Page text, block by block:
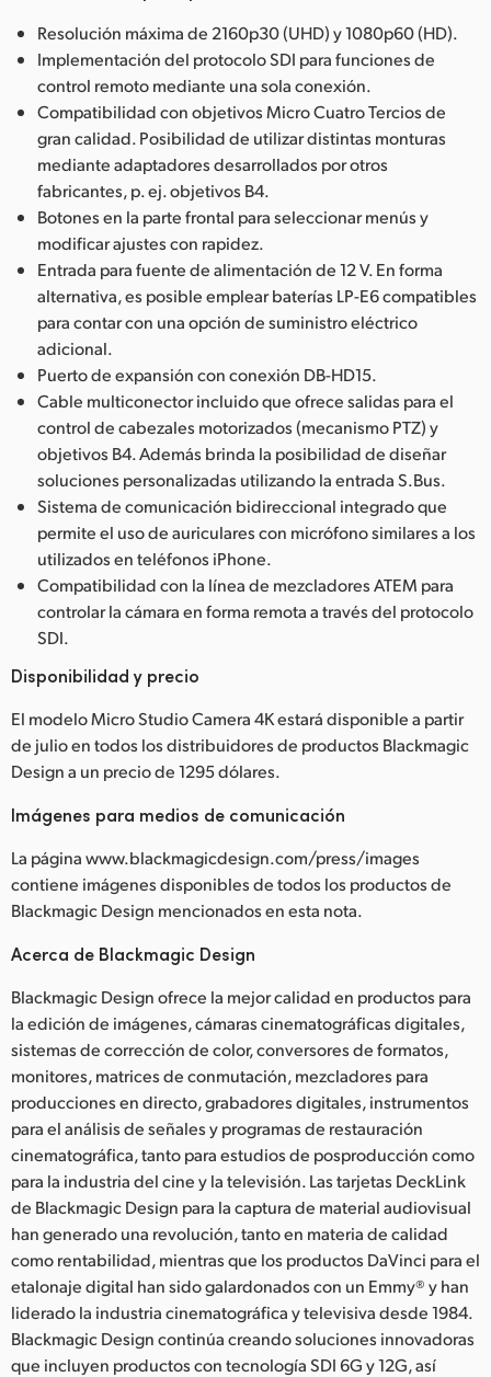
Resolución máxima de 2160p30 (UHD) y 1080p60 (HD).
Implementación del protocolo SDI para funciones de
control remoto mediante una sola conexión.
Compatibilidad con objetivos Micro Cuatro Tercios de
gran calidad. Posibilidad de utilizar distintas monturas
mediante adaptadores desarrollados por otros
fabricantes, p. ej. objetivos B4.
Botones en la parte frontal para seleccionar menús y
modificar ajustes con rapidez.
Entrada para fuente de alimentación de 12 V. En forma
alternativa, es posible emplear baterías LP-E6 compatibles
para contar con una opción de suministro eléctrico
adicional.
Puerto de expansión con conexión DB-HD15.
Cable multiconector incluido que ofrece salidas para el
control de cabezales motorizados (mecanismo PTZ) y
objetivos B4. Además brinda la posibilidad de diseñar
soluciones personalizadas utilizando la entrada S.Bus.
Sistema de comunicación bidireccional integrado que
permite el uso de auriculares con micrófono similares a los
utilizados en teléfonos iPhone.
Compatibilidad con la línea de mezcladores ATEM para
controlar la cámara en forma remota a través del protocolo
SDI.
Disponibilidad y precio
El modelo Micro Studio Camera 4K estará disponible a partir
de julio en todos los distribuidores de productos Blackmagic
Design a un precio de 1295 dólares.
Imágenes para medios de comunicación
La página www.blackmagicdesign.com/press/images
contiene imágenes disponibles de todos los productos de
Blackmagic Design mencionados en esta nota.
Acerca de Blackmagic Design
Blackmagic Design ofrece la mejor calidad en productos para
la edición de imágenes, cámaras cinematográficas digitales,
sistemas de corrección de color, conversores de formatos,
monitores, matrices de conmutación, mezcladores para
producciones en directo, grabadores digitales, instrumentos
para el análisis de señales y programas de restauración
cinematográfica, tanto para estudios de posproducción como
para la industria del cine y la televisión. Las tarjetas DeckLink
de Blackmagic Design para la captura de material audiovisual
han generado una revolución, tanto en materia de calidad
como rentabilidad, mientras que los productos DaVinci para el
etalonaje digital han sido galardonados con un Emmy® y han
liderado la industria cinematográfica y televisiva desde 1984.
Blackmagic Design continúa creando soluciones innovadoras
que incluyen productos con tecnología SDI 6G y 12G, así